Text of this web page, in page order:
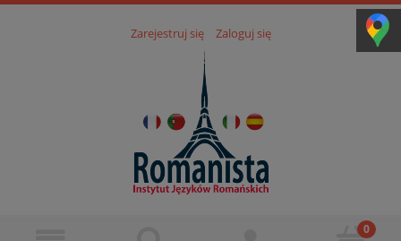
Zarejestruj się Zaloguj się